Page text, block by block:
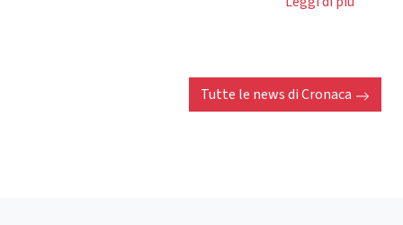
Tutte le news diCronaca